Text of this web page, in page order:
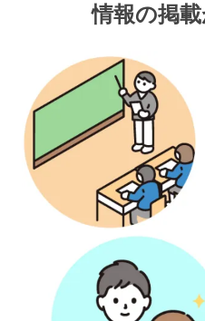
情報の掲